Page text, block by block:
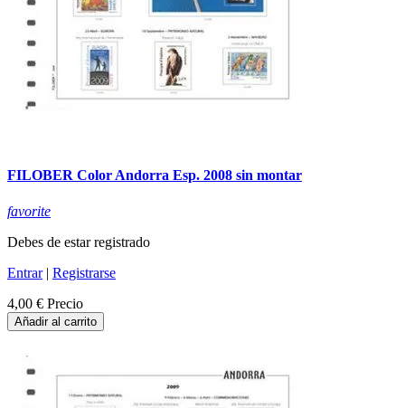
FILOBER Color Andorra Esp. 2008 sin montar
favorite
Debes de estar registrado
Entrar| Registrarse
4,00 € Precio
Añadir al carrito